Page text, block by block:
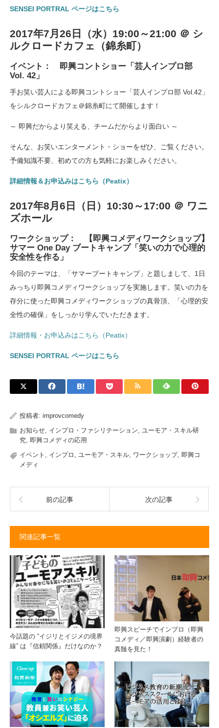
SENSEI PORTRAL ページはこちら
2017年7月26日（水）19:00～21:00 ＠ シ
ルクロードカフェ（錦糸町）
イベント： 即興コントショー「芸人インプロ部
Vol. 42」
手お笑い芸人による即興コントショー「芸人インプロ部 Vol.42」
をシルクロードカフェ＠錦糸町にて開催します！
～ 即興だからより笑える、チームだからより面白い ～
そんな、お笑いエンターメント・ショーをぜひ、ご覧ください。
予備知識不要、初めての方も気軽にお楽しみください。
詳細情報＆お申込みはこちら（Peatix）
2017年8月6日（日）10:30～17:00 ＠ ワニ
ズホール
ワークショップ： 【即興コメディワークショップ】
サマー One Day ブートキャンプ「笑いの力で心理的
安全性を作る」
今回のテーマは、「サマーブートキャンプ」と題しまして、1日
みっちり即興コメディワークショップを実施します。笑いの力を
存分に使った即興コメディワークショップの真骨頂、「心理的安
全性の確保」をしっかり学んでいただきます。
詳細情報・お申込みはこちら（Peatix）
SENSEI PORTRAL ページはこちら
投稿者: improvcomedy
お知らせ インプロ・ファシリテーション
ユーモア・スキル研
究 即興コメディの応用
イベント
インプロ ユーモア・スキル ワークショップ, 即興コ
メディ
前の記事 次の記事
関連記事一覧
今話題の “イジリとイジメの境界
線” は『信頼関係』だけなのか？
即興スピーチでインプロ（即興
コメディ／即興演劇）経験者の
真髄を見た！